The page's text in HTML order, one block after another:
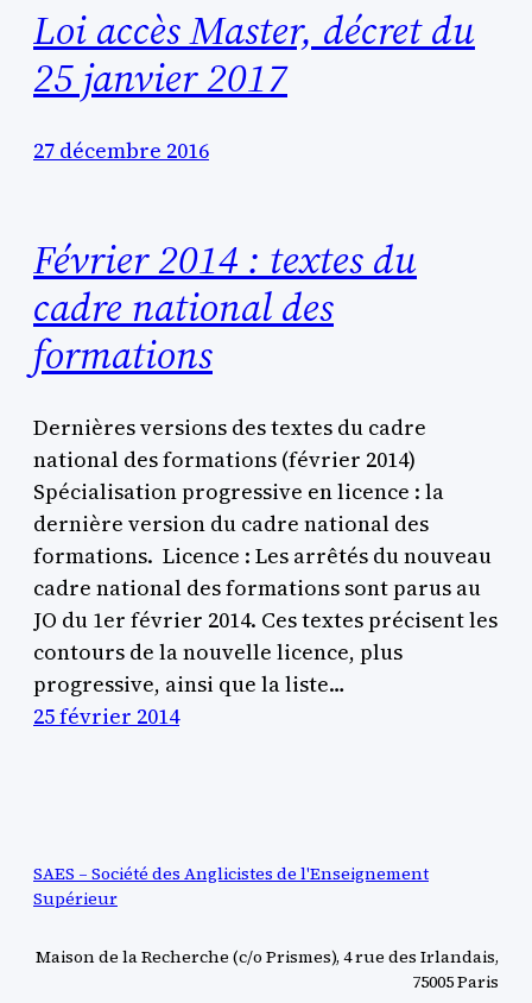
Loi accès Master, décret du
25 janvier 2017
27 décembre 2016
Février 2014 : textes du
cadre national des
formations
Dernières versions des textes du cadre
national des formations (février 2014)
Spécialisation progressive en licence : la
dernière version du cadre national des
formations. Licence : Les arrêtés du nouveau
cadre national des formations sont parus au
JO du 1er février 2014. Ces textes précisent les
contours de la nouvelle licence, plus
progressive, ainsi que la liste…
25 février 2014
SAES – Société des Anglicistes de l'Enseignement
Supérieur
Maison de la Recherche (c/o Prismes), 4 rue des Irlandais,
75005 Paris